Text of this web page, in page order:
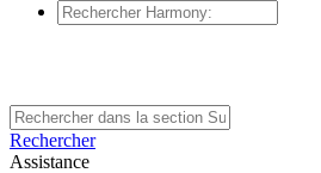
Rechercher
Assistance